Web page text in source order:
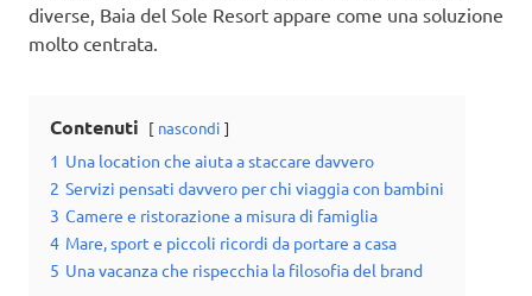
diverse, Baia del Sole Resort appare come una soluzione
molto centrata.
Contenuti nascondi
1 Una location che aiuta a staccare davvero
2 Servizi pensati davvero per chi viaggia con bambini
3 Camere e ristorazione a misura di famiglia
4 Mare, sport e piccoli ricordi da portare a casa
5 Una vacanza che rispecchia la filosofia del brand